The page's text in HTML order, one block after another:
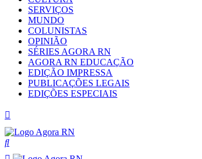
SERVIÇOS
MUNDO
COLUNISTAS
OPINIÃO
SÉRIES AGORA RN
AGORA RN EDUCAÇÃO
EDIÇÃO IMPRESSA
PUBLICAÇÕES LEGAIS
EDIÇÕES ESPECIAIS